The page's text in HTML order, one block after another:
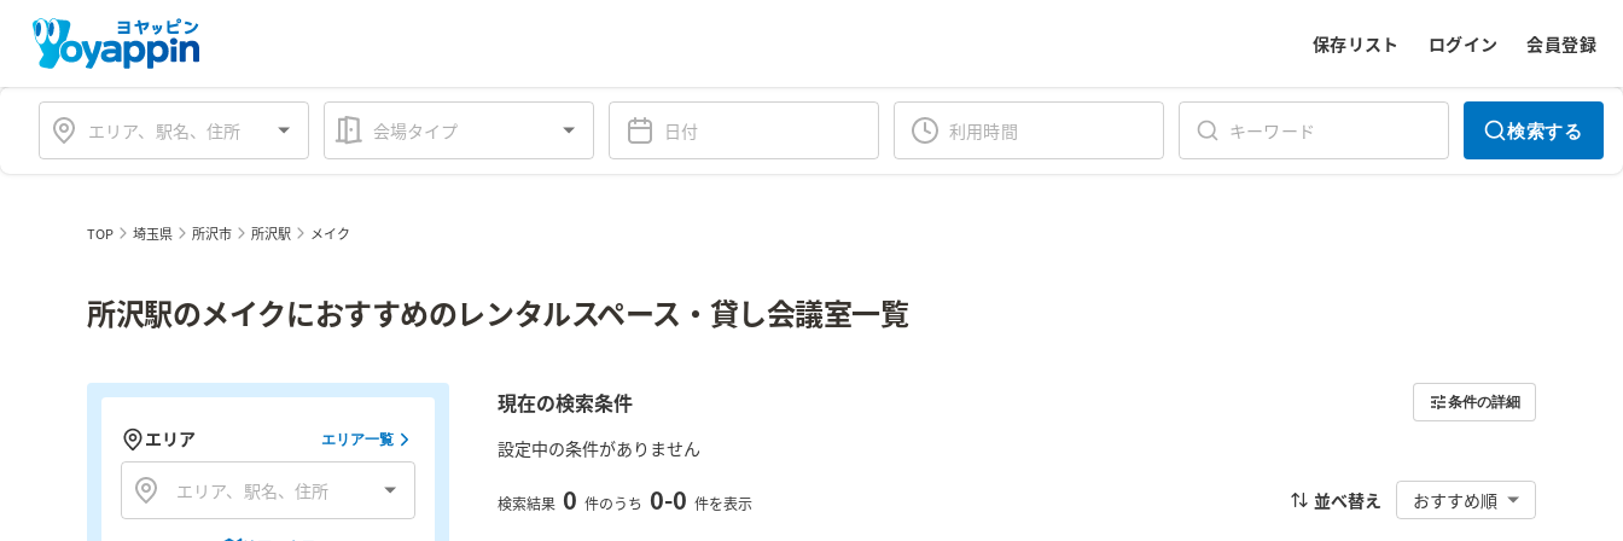
保存リスト ログイン 会員登録
会場タイプ 検索する
TOP 埼玉県 所沢市 所沢駅 メイク
所沢駅のメイクにおすすめのレンタルスペース・貸し会議室一覧
現在の検索条件 条件の詳細
設定中の条件がありません
検索結果 0 件のうち 0-0 件を表示 並べ替え おすすめ順
エリア エリア一覧